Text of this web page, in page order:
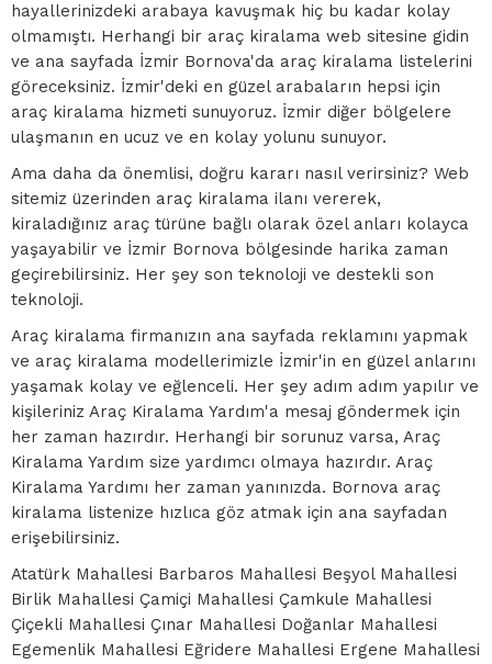
hayallerinizdeki arabaya kavuşmak hiç bu kadar kolay
olmamıştı. Herhangi bir araç kiralama web sitesine gidin
ve ana sayfada İzmir Bornova'da araç kiralama listelerini
göreceksiniz. İzmir'deki en güzel arabaların hepsi için
araç kiralama hizmeti sunuyoruz. İzmir diğer bölgelere
ulaşmanın en ucuz ve en kolay yolunu sunuyor.
Ama daha da önemlisi, doğru kararı nasıl verirsiniz? Web
sitemiz üzerinden araç kiralama ilanı vererek,
kiraladığınız araç türüne bağlı olarak özel anları kolayca
yaşayabilir ve İzmir Bornova bölgesinde harika zaman
geçirebilirsiniz. Her şey son teknoloji ve destekli son
teknoloji.
Araç kiralama firmanızın ana sayfada reklamını yapmak
ve araç kiralama modellerimizle İzmir'in en güzel anlarını
yaşamak kolay ve eğlenceli. Her şey adım adım yapılır ve
kişileriniz Araç Kiralama Yardım'a mesaj göndermek için
her zaman hazırdır. Herhangi bir sorunuz varsa, Araç
Kiralama Yardım size yardımcı olmaya hazırdır. Araç
Kiralama Yardımı her zaman yanınızda. Bornova araç
kiralama listenize hızlıca göz atmak için ana sayfadan
erişebilirsiniz.
Atatürk Mahallesi Barbaros Mahallesi Beşyol Mahallesi
Birlik Mahallesi Çamiçi Mahallesi Çamkule Mahallesi
Çiçekli Mahallesi Çınar Mahallesi Doğanlar Mahallesi
Egemenlik Mahallesi Eğridere Mahallesi Ergene Mahallesi